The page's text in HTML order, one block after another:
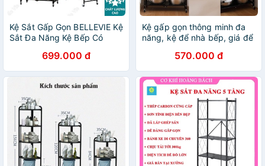
Kệ Sắt Gấp Gọn BELLEVIE Kệ
Sắt Đa Năng Kệ Bếp Có
699.000 đ
Kệ gấp gọn thông minh đa
năng, kệ để nhà bếp, giá để
570.000 đ